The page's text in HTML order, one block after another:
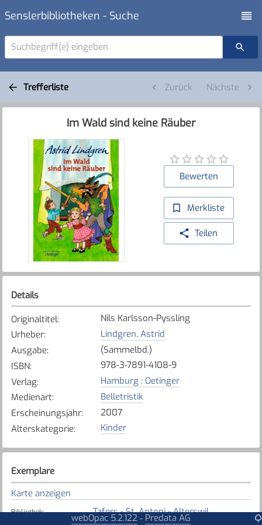
Senslerbibliotheken - Suche
Suchbegriff(e) eingeben
Trefferliste Zurück Nächste
Im Wald sind keine Räuber
Bewerten
Merkliste
Teilen
Details
Originaltitel:
Nils Karlsson-Pyssling
Urheber:
Lindgren, Astrid
Ausgabe:
(Sammelbd.)
ISBN:
978-3-7891-4108-9
Verlag:
Hamburg : Oetinger
Medienart:
Belletristik
Erscheinungsjahr:
2007
Alterskategorie: Kinder
Exemplare
Karte anzeigen
Bibliothek: Tafers - St. Antoni - Alterswil
webOpac 5.2.122 - Predata AG